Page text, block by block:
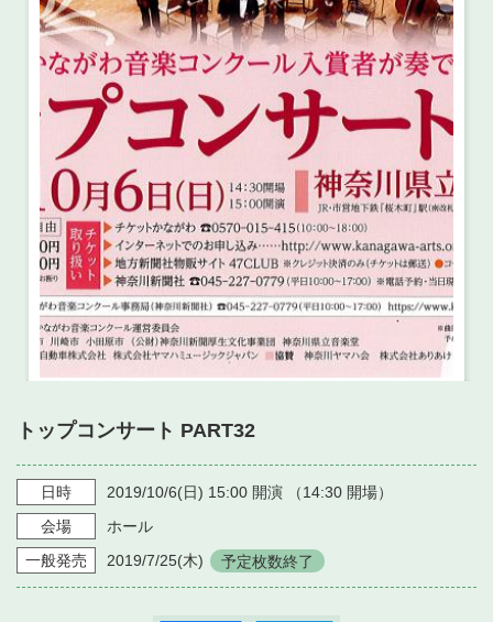
・ 建築見学ツアー
トップコンサート PART32
日時 2019/10/6(日) 15:00 開演 （14:30 開場）
会場
ホール
一般発売
2019/7/25(木) 予定枚数終了